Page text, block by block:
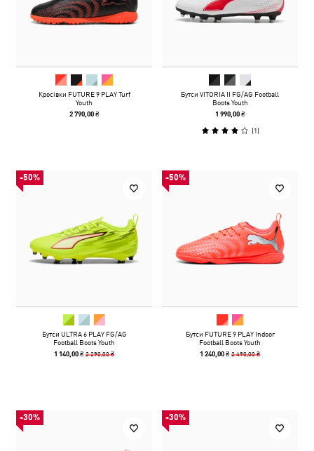
Кросівки FUTURE 9 PLAY Turf
Youth
2 790,00 ₴
Бутси VITORIA II FG/AG Football
Boots Youth
1 990,00 ₴
(1)
-50%
Бутси ULTRA 6 PLAY FG/AG
Football Boots Youth
1 140,00 ₴2 290,00 ₴
-50%
Бутси FUTURE 9 PLAY Indoor
Football Boots Youth
1 240,00 ₴2 490,00 ₴
-30% -30%